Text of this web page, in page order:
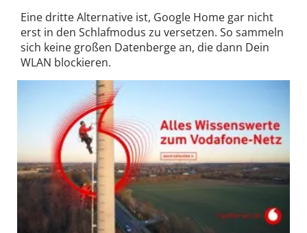
Eine dritte Alternative ist, Google Home gar nicht
erst in den Schlafmodus zu versetzen. So sammeln
sich keine großen Datenberge an, die dann Dein
WLAN blockieren.